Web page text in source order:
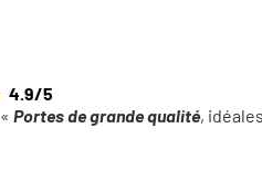
4.9/5
« Portes de grande qualité,